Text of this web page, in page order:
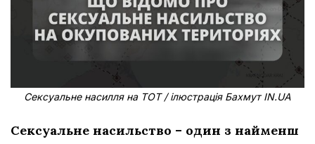
Сексуальне насилля на ТОТ / ілюстрація Бахмут IN.UA
Сексуальне насильство – один з найменш